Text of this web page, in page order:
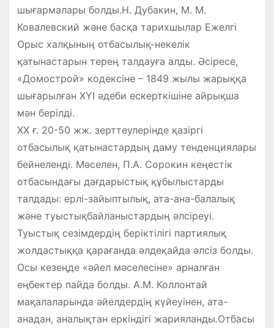
шығармалары болды.Н. Дубакин, М. М.
Ковалевский және басқа тарихшылар Ежелгі
Орыс халқының отбасылық-некелік
қатынастарын терең талдауға алды. Әсіресе,
«Домострой» кодексіне – 1849 жылы жарыққа
шығарылған ХҮІ әдеби ескерткішіне айрықша
мән берілді.
ХХ ғ. 20-50 жж. зерттеулерінде қазіргі
отбасылық қатынастардың даму тенденциялары
бейнеленді. Мәселен, П.А. Сорокин кеңестік
отбасындағы дағдарыстық құбылыстарды
талдады: ерлі-зайыптылық, ата-ана-балалық
және туыстықбайланыстардың әлсіреуі.
Туыстық сезімдердің беріктілігі партиялық
жолдастыққа қарағанда әлдеқайда әлсіз болды.
Осы кезеңде «әйел мәселесіне» арналған
еңбектер пайда болды. А.М. Коллонтай
мақалаларында әйелдердің күйеуінен, ата-
анадан, аналықтан еркіндігі жарияланды.Отбасы